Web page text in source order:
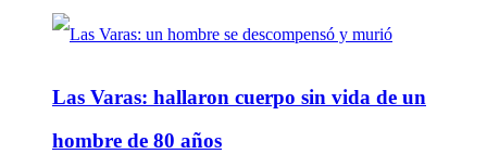
Las Varas: hallaron cuerpo sin vida de un
hombre de 80 años